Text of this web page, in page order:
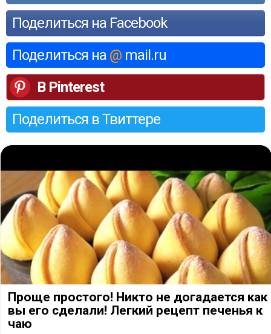
Поделиться на Facebook
Поделиться на @ mail.ru
В Pinterest
Поделиться в Твиттере
Проще простого! Никто не догадается как
вы его сделали! Легкий рецепт печенья к
чаю